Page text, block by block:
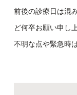
前後の診療日は混
ど何卒お願い申し
不明な点や緊急時